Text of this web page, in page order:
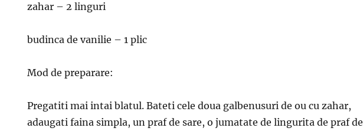
zahar – 2 linguri
budinca de vanilie – 1 plic
Mod de preparare:
Pregatiti mai intai blatul. Bateti cele doua galbenusuri de ou cu zahar,
adaugati faina simpla, un praf de sare, o jumatate de lingurita de praf de